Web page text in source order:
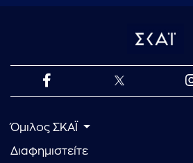
Όμιλος ΣΚΑΪ
Διαφημιστείτε